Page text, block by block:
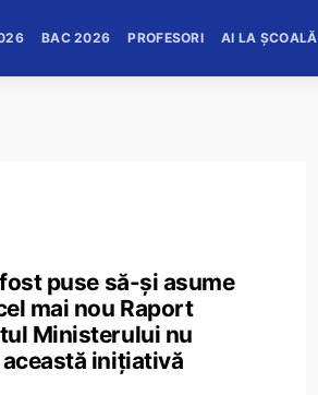
BAC 2026 PROFESORI AI LA ȘCOALĂ
puse să-și asume
mai nou Raport
Ministerului nu
inițiativă